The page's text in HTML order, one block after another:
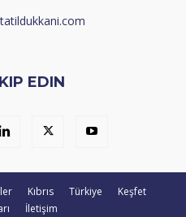
EDIN
Kıbrıs Türkiye
Keşfet
İletişim